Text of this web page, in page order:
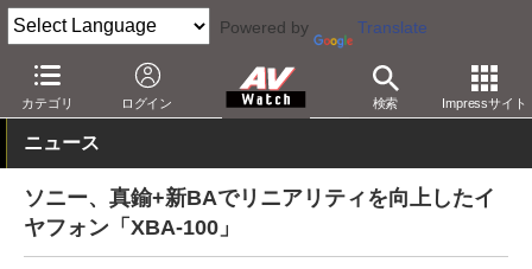
Powered by Translate
カテゴリ ログイン 検索 Impressサイト
AV Watch 製品 ヘッドフォン ソニー
ニュース
ソニー、真鍮+新BAでリニアリティを向上したイ
ヤフォン「XBA-100」